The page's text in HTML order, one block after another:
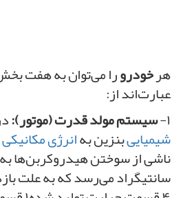
هرخودرورا می‌توان به هفت
عبارت‌اند از:
۱- سیستم مولد قدرت (موتور):
شیمیاییبنزین بهانرژی مکانیکی
سانتیگراد می‌رسد که به علت